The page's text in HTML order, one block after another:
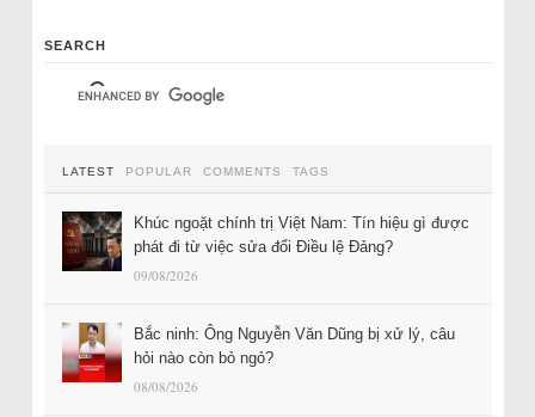
SEARCH
LATEST POPULAR COMMENTS TAGS
Khúc ngoặt chính trị Việt Nam: Tín hiệu gì được
phát đi từ việc sửa đổi Điều lệ Đảng?
09/08/2026
Bắc ninh: Ông Nguyễn Văn Dũng bị xử lý, câu
hỏi nào còn bỏ ngỏ?
08/08/2026